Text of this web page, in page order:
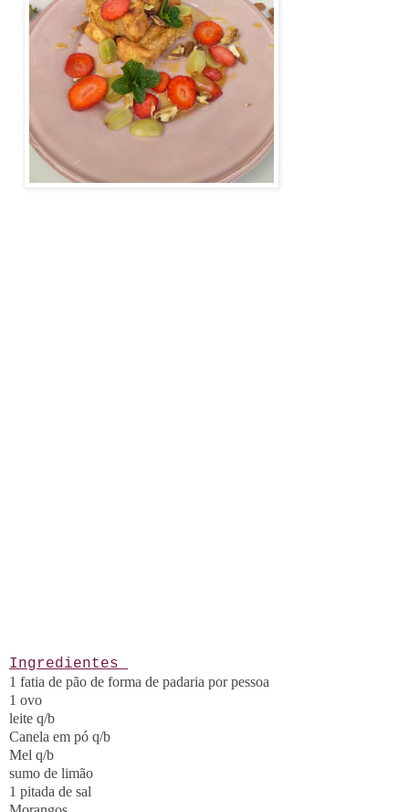
Ingredientes
1 fatia de pão de forma de padaria por pessoa
1 ovo
leite q/b
Canela em pó q/b
Mel q/b
sumo de limão
1 pitada de sal